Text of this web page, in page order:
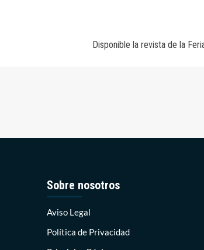
Disponible la revista de la
Sobre nosotros
Aviso Legal
Política de Privacidad